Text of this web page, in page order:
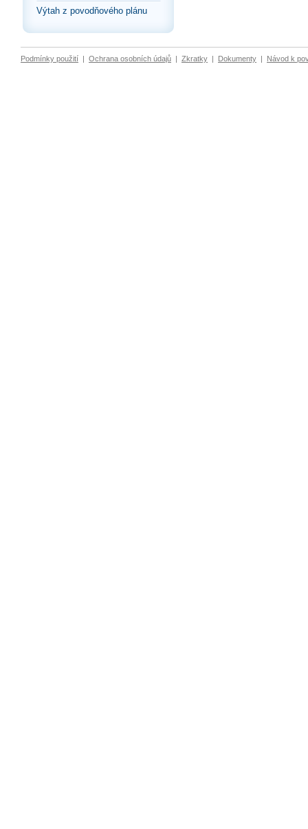
Výtah z povodňového plánu
Podmínky použití | Ochrana osobních údajů | Zkratky | Dokumenty | Návod k